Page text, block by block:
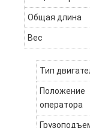
Общая длина
Вес
Тип
Положение
оператора